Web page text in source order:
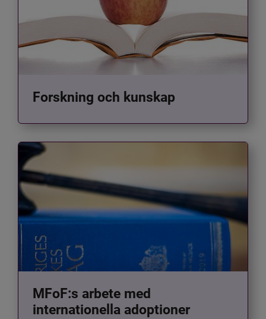
Forskning och kunskap
MFoF:s arbete med
internationella adoptioner